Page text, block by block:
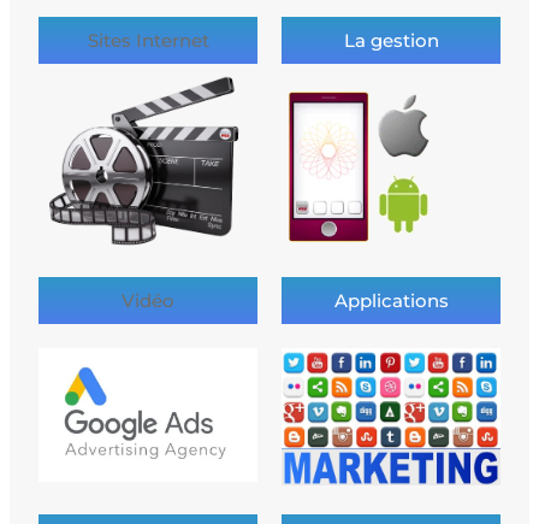
Sites Internet La gestion
Vidéo Applications